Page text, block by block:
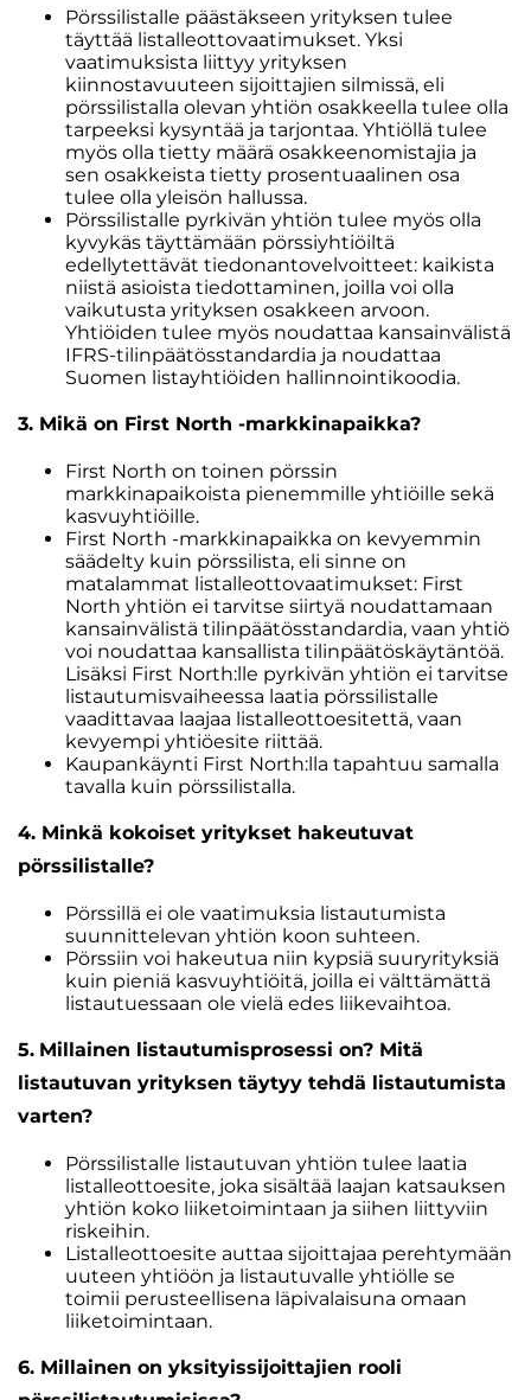
Pörssilistalle päästäkseen yrityksen tulee
täyttää listalleottovaatimukset. Yksi
vaatimuksista liittyy yrityksen
kiinnostavuuteen sijoittajien silmissä, eli
pörssilistalla olevan yhtiön osakkeella tulee olla
tarpeeksi kysyntää ja tarjontaa. Yhtiöllä tulee
myös olla tietty määrä osakkeenomistajia ja
sen osakkeista tietty prosentuaalinen osa
tulee olla yleisön hallussa.
Pörssilistalle pyrkivän yhtiön tulee myös olla
kyvykäs täyttämään pörssiyhtiöiltä
edellytettävät tiedonantovelvoitteet: kaikista
niistä asioista tiedottaminen, joilla voi olla
vaikutusta yrityksen osakkeen arvoon.
Yhtiöiden tulee myös noudattaa kansainvälistä
IFRS-tilinpäätösstandardia ja noudattaa
Suomen listayhtiöiden hallinnointikoodia.
3. Mikä on First North -markkinapaikka?
First North on toinen pörssin
markkinapaikoista pienemmille yhtiöille sekä
kasvuyhtiöille.
First North -markkinapaikka on kevyemmin
säädelty kuin pörssilista, eli sinne on
matalammat listalleottovaatimukset: First
North yhtiön ei tarvitse siirtyä noudattamaan
kansainvälistä tilinpäätösstandardia, vaan yhtiö
voi noudattaa kansallista tilinpäätöskäytäntöä.
Lisäksi First North:lle pyrkivän yhtiön ei tarvitse
listautumisvaiheessa laatia pörssilistalle
vaadittavaa laajaa listalleottoesitettä, vaan
kevyempi yhtiöesite riittää.
Kaupankäynti First North:lla tapahtuu samalla
tavalla kuin pörssilistalla.
4. Minkä kokoiset yritykset hakeutuvat
pörssilistalle?
Pörssillä ei ole vaatimuksia listautumista
suunnittelevan yhtiön koon suhteen.
Pörssiin voi hakeutua niin kypsiä suuryrityksiä
kuin pieniä kasvuyhtiöitä, joilla ei välttämättä
listautuessaan ole vielä edes liikevaihtoa.
5. Millainen listautumisprosessi on? Mitä
listautuvan yrityksen täytyy tehdä listautumista
varten?
Pörssilistalle listautuvan yhtiön tulee laatia
listalleottoesite, joka sisältää laajan katsauksen
yhtiön koko liiketoimintaan ja siihen liittyviin
riskeihin.
Listalleottoesite auttaa sijoittajaa perehtymään
uuteen yhtiöön ja listautuvalle yhtiölle se
toimii perusteellisena läpivalaisuna omaan
liiketoimintaan.
6. Millainen on yksityissijoittajien rooli